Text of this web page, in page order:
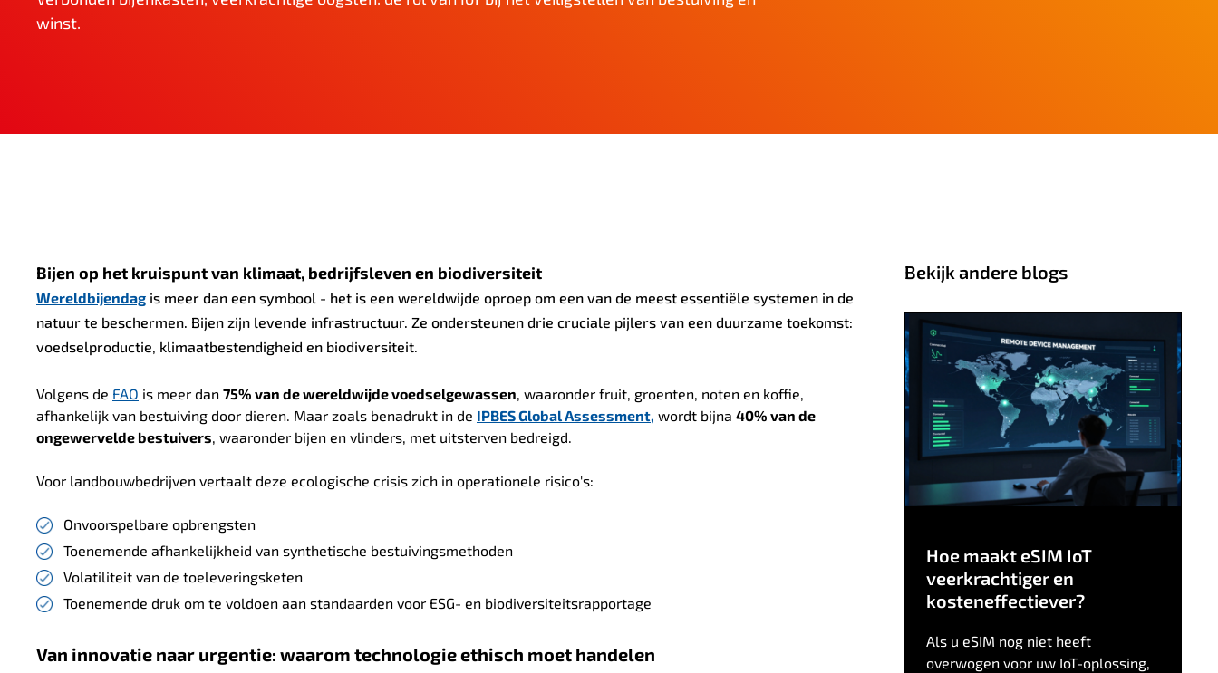
winst.
Bijen op het kruispunt van klimaat, bedrijfsleven en biodiversiteit
Wereldbijendag is meer dan een symbool - het is een wereldwijde oproep om een van de meest essentiële systemen in de
natuur te beschermen. Bijen zijn levende infrastructuur. Ze ondersteunen drie cruciale pijlers van een duurzame toekomst:
voedselproductie, klimaatbestendigheid en biodiversiteit.
Volgens de FAO is meer dan 75% van de wereldwijde voedselgewassen, waaronder fruit, groenten, noten en koffie,
afhankelijk van bestuiving door dieren. Maar zoals benadrukt in de IPBESGlobal Assessment, wordt bijna 40% van de
ongewervelde bestuivers, waaronder bijen en vlinders, met uitsterven bedreigd.
Voor landbouwbedrijven vertaalt deze ecologische crisis zich in operationele risico's:
Onvoorspelbare opbrengsten
Toenemende afhankelijkheid van synthetische bestuivingsmethoden
Volatiliteit van de toeleveringsketen
Toenemende druk om te voldoen aan standaarden voor ESG- en biodiversiteitsrapportage
Van innovatie naar urgentie: waarom technologie ethisch moet handelen
Bekijk andere blogs
Hoe maakt eSIM IoT
veerkrachtiger en
kosteneffectiever?
Als u eSIM nog niet heeft
overwogen voor uw IoT-oplossing,